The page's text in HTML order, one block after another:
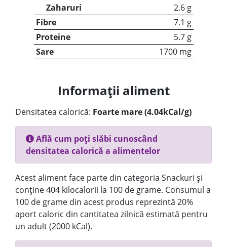
Zaharuri
2.6 g
Fibre
7.1 g
Proteine
5.7 g
Sare
1700 mg
Informații aliment
Densitatea calorică: Foarte mare (4.04kCal/g)
Află cum poți slăbi cunoscând
densitatea calorică a alimentelor
Acest aliment face parte din categoria Snackuri și
conține 404 kilocalorii la 100 de grame. Consumul a
100 de grame din acest produs reprezintă 20%
aport caloric din cantitatea zilnică estimată pentru
un adult (2000 kCal).